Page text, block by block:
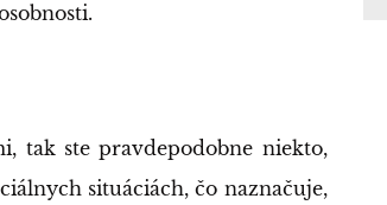
tak ste pravdepodobne niekto,
situáciách, čo naznačuje,